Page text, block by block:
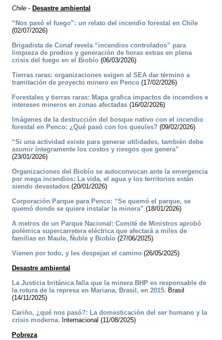
Chile - Desastre ambiental
“Nos pasó el fuego”: un relato del incendio forestal en Chile
(02/07/2026)
Brigadista de Conaf revela “incendios controlados” para
limpieza de predios y generación de horas extras en plena
crisis del fuego en el Biobío (06/03/2026)
Tierras raras: organizaciones exigen al SEA dar término a
tramitación de proyecto minero en Penco (17/02/2026)
Forestales y tierras raras: Mapa grafica impactos de incendios e
intereses mineros en zonas afectadas (16/02/2026)
Imágenes de la destrucción del bosque nativo con el incendio
forestal en Penco: ¿Qué pasó con los queules? (09/02/2026)
“Si una actividad existe para generar utilidades, también debe
asumir íntegramente los costos y riesgos que genera”
(23/01/2026)
Organizaciones del Biobío se autoconvocan ante la emergencia
por mega incendios: La vida, el agua y los territorios están
siendo devastados (20/01/2026)
Corporación Parque para Penco: “Se quemó el parque, se
quemó donde se quiere instalar la minera” (18/01/2026)
A metros de un Parque Nacional: Comité de Ministros aprobó
polémica supercarretera eléctrica que afectará a miles de
familias en Maule, Ñuble y Biobío (27/06/2025)
Vienen por todo, y les despejan el camino (26/05/2025)
Desastre ambiental
La Justicia británica falla que la minera BHP es responsable de
la rotura de la represa en Mariana, Brasil, en 2015. Brasil
(14/11/2025)
Cariño, ¿qué nos pasó?: La domesticación del ser humano y la
crisis moderna. Internacional (11/08/2025)
Pobreza